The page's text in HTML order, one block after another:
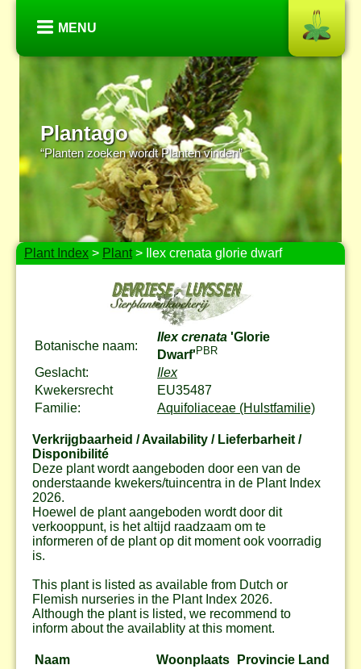
MENU
Plantago
“Planten zoeken wordt Planten vinden”
Plant Index > Plant> Ilex crenata glorie dwarf
Botanische naam:
Ilex crenata 'Glorie
Dwarf'PBR
Geslacht:
Ilex
Kwekersrecht
EU35487
Familie:
Aquifoliaceae (Hulstfamilie)
Verkrijgbaarheid / Availability / Lieferbarheit /
Disponibilité
Deze plant wordt aangeboden door een van de
onderstaande kwekers/tuincentra in de Plant Index
2026.
Hoewel de plant aangeboden wordt door dit
verkooppunt, is het altijd raadzaam om te
informeren of de plant op dit moment ook voorradig
is.
This plant is listed as available from Dutch or
Flemish nurseries in the Plant Index 2026.
Although the plant is listed, we recommend to
inform about the availablity at this moment.
Naam Woonplaats Provincie Land